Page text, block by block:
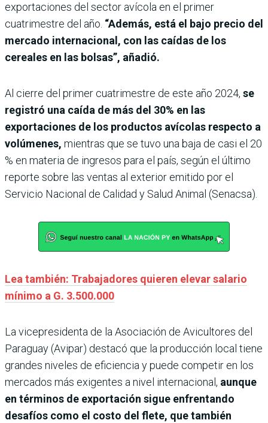
exportaciones del sector avícola en el primer
cuatrimestre del año. “Además, está el bajo precio del
mercado internacional, con las caídas de los
cereales en las bolsas”, añadió.
Al cierre del primer cuatrimestre de este año 2024, se
registró una caída de más del 30% en las
exportaciones de los productos avícolas respecto a
volúmenes, mientras que se tuvo una baja de casi el 20
% en materia de ingresos para el país, según el último
reporte sobre las ventas al exterior emitido por el
Servicio Nacional de Calidad y Salud Animal (Senacsa).
Lea también: Trabajadores quieren elevar salario
mínimo a G. 3.500.000
La vicepresidenta de la Asociación de Avicultores del
Paraguay (Avipar) destacó que la producción local tiene
grandes niveles de eficiencia y puede competir en los
mercados más exigentes a nivel internacional, aunque
en términos de exportación sigue enfrentando
desafíos como el costo del flete, que también